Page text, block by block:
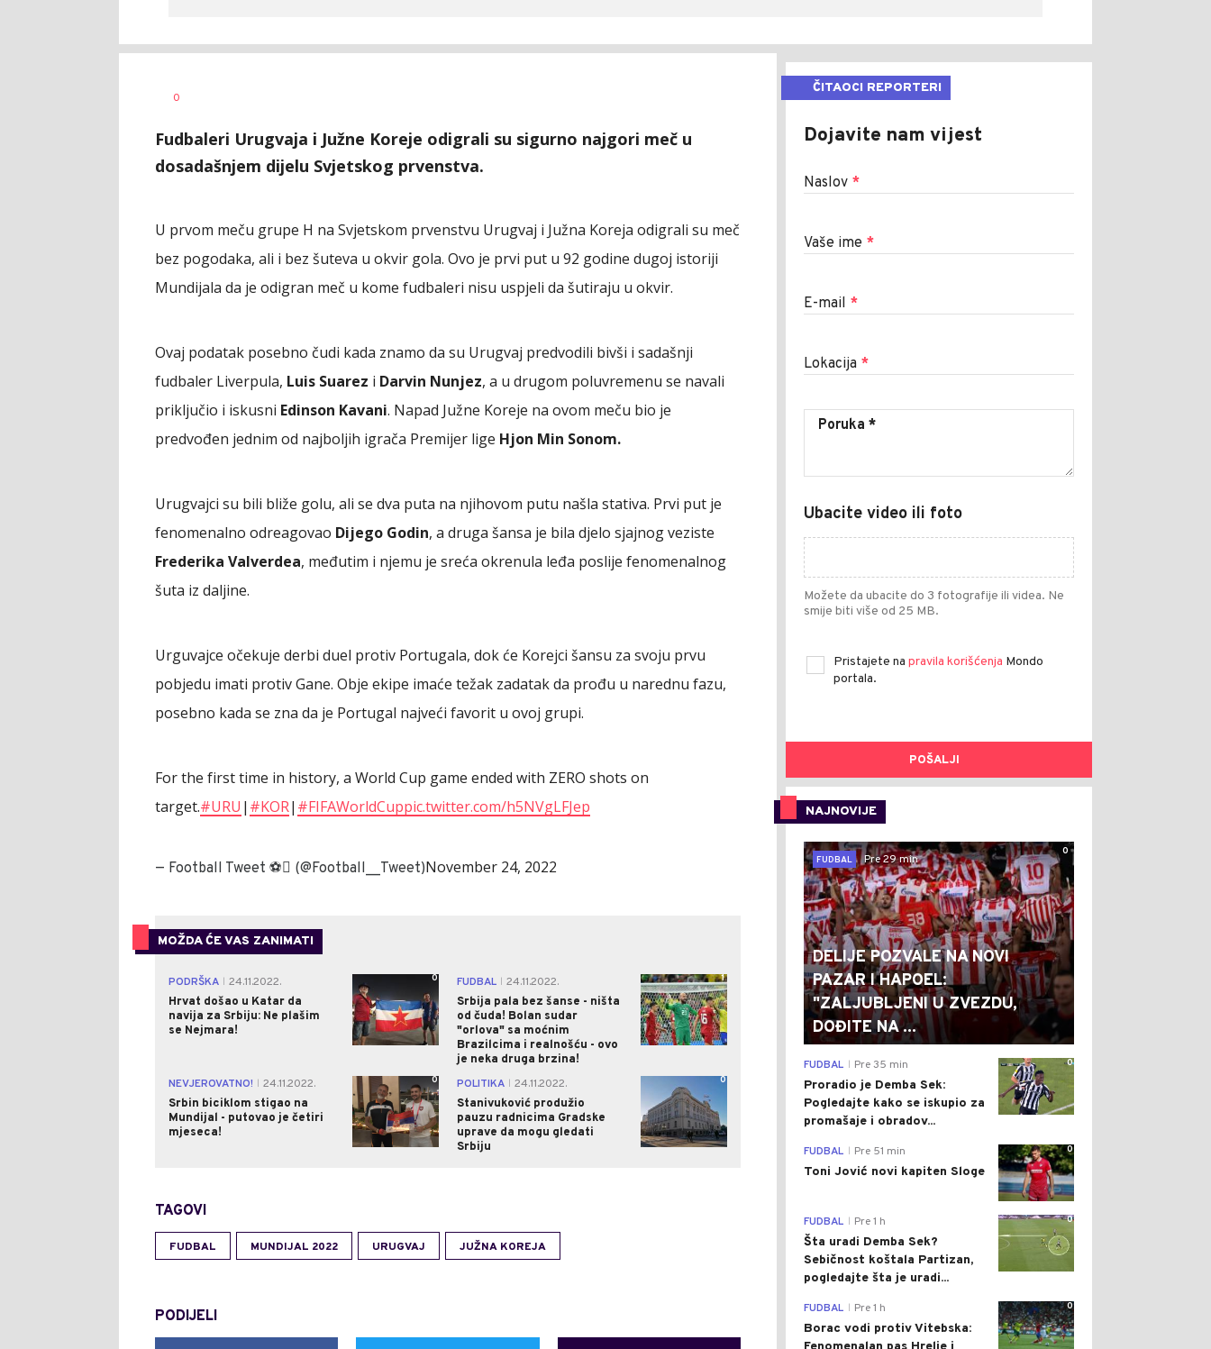
AUTOR
0
Fudbaleri Urugvaja i Južne Koreje odigrali su sigurno najgori meč u
dosadašnjem dijelu Svjetskog prvenstva.
U prvom meču grupe H na Svjetskom prvenstvu Urugvaj i Južna Koreja odigrali su meč
bez pogodaka, ali i bez šuteva u okvir gola. Ovo je prvi put u 92 godine dugoj istoriji
Mundijala da je odigran meč u kome fudbaleri nisu uspjeli da šutiraju u okvir.
Ovaj podatak posebno čudi kada znamo da su Urugvaj predvodili bivši i sadašnji
fudbaler Liverpula, Luis Suarez i Darvin Nunjez, a u drugom poluvremenu se navali
priključio i iskusni Edinson Kavani. Napad Južne Koreje na ovom meču bio je
predvođen jednim od najboljih igrača Premijer lige Hjon Min Sonom.
Urugvajci su bili bliže golu, ali se dva puta na njihovom putu našla stativa. Prvi put je
fenomenalno odreagovao Dijego Godin, a druga šansa je bila djelo sjajnog veziste
Frederika Valverdea, međutim i njemu je sreća okrenula leđa poslije fenomenalnog
šuta iz daljine.
Urguvajce očekuje derbi duel protiv Portugala, dok će Korejci šansu za svoju prvu
pobjedu imati protiv Gane. Obje ekipe imaće težak zadatak da prođu u narednu fazu,
posebno kada se zna da je Portugal najveći favorit u ovoj grupi.
For the first time in history, a World Cup game ended with ZERO shots on
target.#URU | #KOR| #FIFAWorldCuppic.twitter.com/h5NVgLFJep
— Football Tweet ⚽ (@Football__Tweet)November 24, 2022
MOŽDA ĆE VAS ZANIMATI
PODRŠKA
24.11.2022.
Hrvat došao u Katar da
navija za Srbiju: Ne plašim
se Nejmara!
0 FUDBAL
24.11.2022.
Srbija pala bez šanse - ništa
od čuda! Bolan sudar
"orlova" sa moćnim
Brazilcima i realnošću - ovo
je neka druga brzina!
1
NEVJEROVATNO!
24.11.2022.
Srbin biciklom stigao na
Mundijal - putovao je četiri
mjeseca!
0 POLITIKA
24.11.2022.
Stanivuković produžio
pauzu radnicima Gradske
uprave da mogu gledati
Srbiju
0
TAGOVI
FUDBAL MUNDIJAL 2022 URUGVAJ JUŽNA KOREJA
PODIJELI
ČITAOCI REPORTERI
Dojavite nam vijest
Naslov *
Vaše ime *
E-mail *
Lokacija *
Ubacite video ili foto
Možete da ubacite do 3 fotografije ili videa. Ne
smije biti više od 25 MB.
Pristajete na pravila korišćenja Mondo
portala.
POŠALJI
NAJNOVIJE
0
FUDBAL
Pre 29 min
DELIJE POZVALE NA NOVI
PAZAR I HAPOEL:
"ZALJUBLJENI U ZVEZDU,
DOĐITE NA ...
0
FUDBAL Pre 35 min
Proradio je Demba Sek:
Pogledajte kako se iskupio za
promašaje i obradov...
0
FUDBAL Pre 51 min
Toni Jović novi kapiten Sloge
0
FUDBAL Pre 1 h
Šta uradi Demba Sek?
Sebičnost koštala Partizan,
pogledajte šta je uradi...
0
FUDBAL Pre 1 h
Borac vodi protiv Vitebska: